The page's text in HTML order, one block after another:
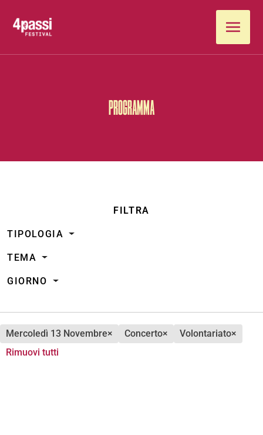
PROGRAMMA
FILTRA
TIPOLOGIA
TEMA
GIORNO
mercoledì 13 Novembre× concerto× volontariato×
Rimuovi tutti